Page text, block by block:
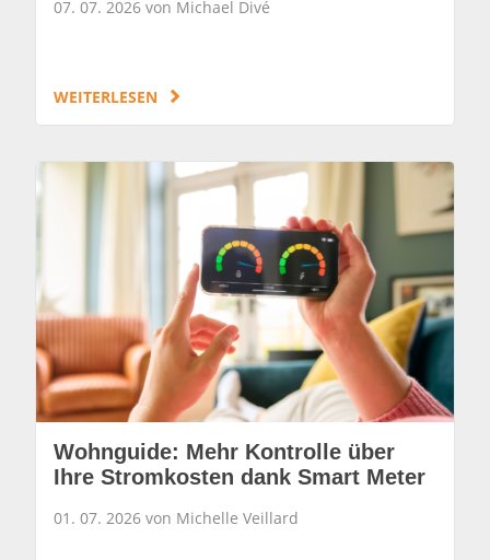
07. 07. 2026 von Michael Divé
WEITERLESEN
Wohnguide: Mehr Kontrolle über
Ihre Stromkosten dank Smart Meter
01. 07. 2026 von Michelle Veillard